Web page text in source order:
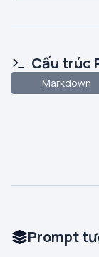
Cấu trúc
Markdown
Prompt